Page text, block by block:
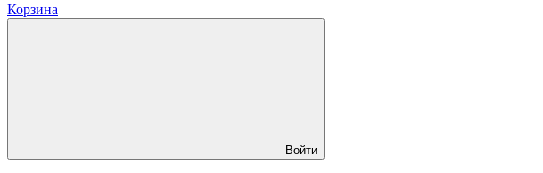
Корзина
Войти